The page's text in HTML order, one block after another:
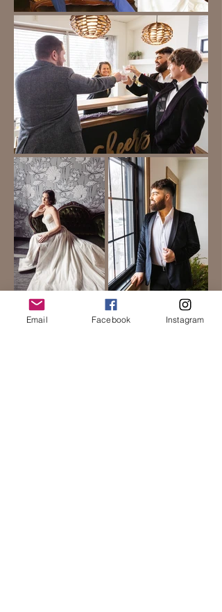
Email Facebook Instagram